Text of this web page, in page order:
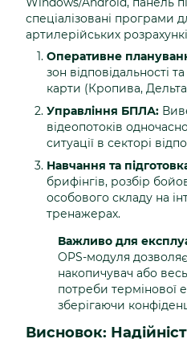
спеціалізовані програми
артилерійських
Оперативне
зон відповідальності
карти (Кропива,
Управління БПЛА:
відеопотоків
ситуації в секторі
Навчання та
брифінгів, розбір
особового складу на
тренажерах.
Важливо для
OPS-модуля
накопичувач або
потреби термінової
зберігаючи
Висновок: